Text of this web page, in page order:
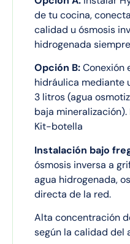
de tu cocina,
calidad u ósmosis
hidrogenada
Opción B:Conexión
hidráulica mediante
3 litros (agua
baja
Kit-botella
Instalación bajo
ósmosis inversa a
agua hidrogenada,
directa de la red.
Alta concentración
según la calidad del